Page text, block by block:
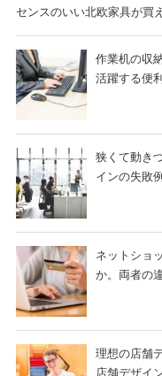
センスのいい北欧家具が買
作業机の収
活躍する便
狭くて動き
インの失敗
ネットショ
か。両者の
理想の店舗
店舗デザイ